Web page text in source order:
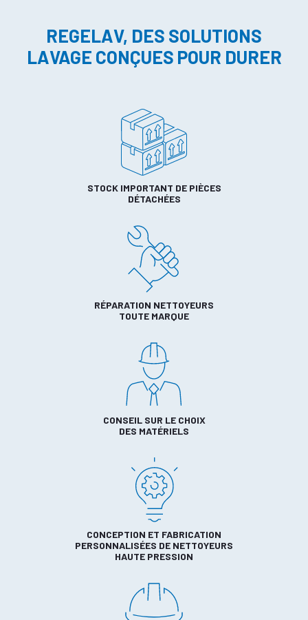
REGELAV, DES SOLUTIONS
LAVAGE CONÇUES POUR DURER
STOCK IMPORTANT DE PIÈCES
DÉTACHÉES
RÉPARATION NETTOYEURS
TOUTE MARQUE
CONSEIL SUR LE CHOIX
DES MATÉRIELS
CONCEPTION ET FABRICATION
PERSONNALISÉES DE NETTOYEURS
HAUTE PRESSION